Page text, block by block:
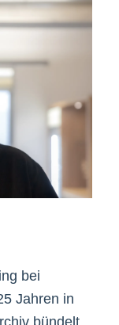
bei
Jahren in
bündelt